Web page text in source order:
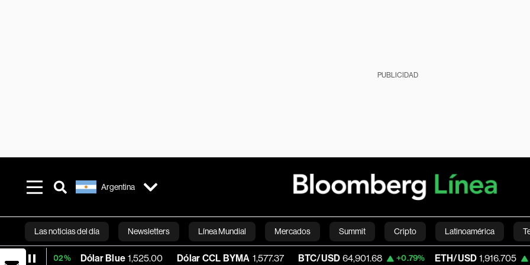
PUBLICIDAD
Argentina
Las noticias del día Newsletters Línea Mundial Mercados Summit Cripto Latinoamérica
Bloomberg Green Economía Estilo de vida Mundo Videos
Dólar Blue 1,525.00 Dólar CCL BYMA 1,577.37 BTC/USD 64,901.68 +0.79% ETH/USD 1,916.705 +0.57%